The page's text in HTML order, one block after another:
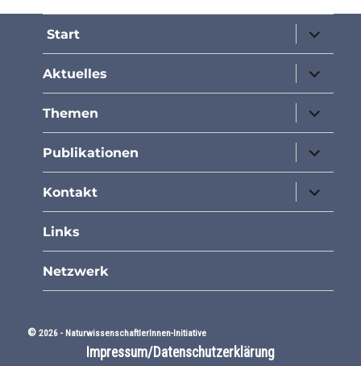
Start
öffnen
Aktuelles
öffnen
Themen
öffnen
Publikationen
öffnen
Kontakt
öffnen
Links
Netzwerk
©2026 - NaturwissenschaftlerInnen-Initiative
Impressum/Datenschutzerklärung